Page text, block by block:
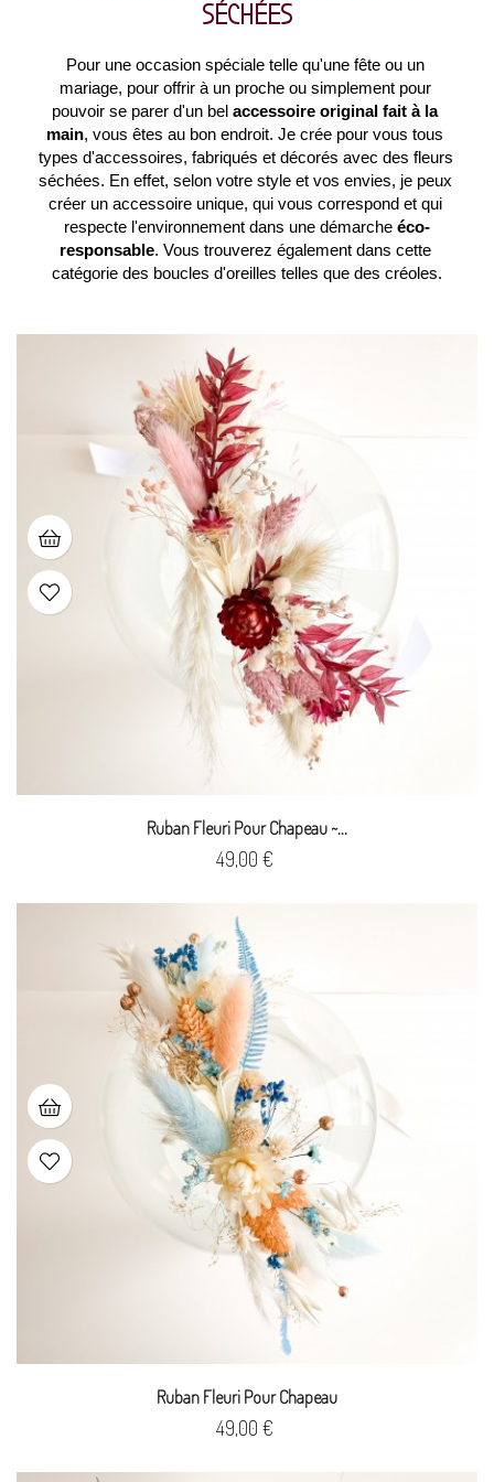
SÉCHÉES
Pour une occasion spéciale telle qu'une fête ou un
mariage, pour offrir à un proche ou simplement pour
pouvoir se parer d'un bel accessoire original fait à la
main, vous êtes au bon endroit. Je crée pour vous tous
types d'accessoires, fabriqués et décorés avec des fleurs
séchées. En effet, selon votre style et vos envies, je peux
créer un accessoire unique, qui vous correspond et qui
respecte l'environnement dans une démarche éco-
responsable. Vous trouverez également dans cette
catégorie des boucles d'oreilles telles que des créoles.
Ruban Fleuri Pour Chapeau ~...
Prix
49,00 €
Ruban Fleuri Pour Chapeau
Prix
49,00 €